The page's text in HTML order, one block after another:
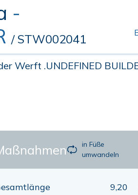
-
/ STW002041
Werft .UNDEFINED
in Füße
umwandeln
9,20